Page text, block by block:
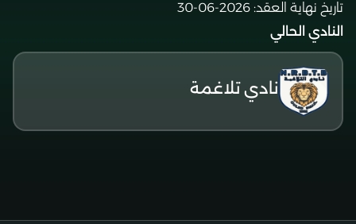
تاريخ نهاية العقد: 2026-06-30
النادي الحالي
نادي تلاغمة